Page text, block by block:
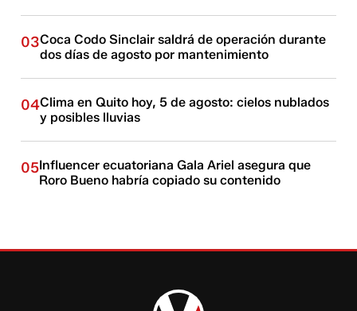
03Coca Codo Sinclair saldrá de operación durante
dos días de agosto por mantenimiento
04Clima en Quito hoy, 5 de agosto: cielos nublados
y posibles lluvias
05Influencer ecuatoriana Gala Ariel asegura que
Roro Bueno habría copiado su contenido